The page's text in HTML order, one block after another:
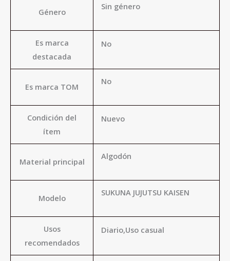
Género
Sin género
Es marca
destacada
No
Es marca TOM
No
Condición del
ítem
Nuevo
Material principal
Algodón
Modelo
SUKUNA JUJUTSU KAISEN
Usos
recomendados
Diario,Uso casual